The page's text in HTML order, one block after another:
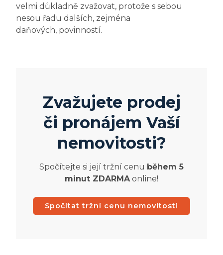
velmi důkladně zvažovat, protože s sebou
nesou řadu dalších, zejména
daňových, povinností.
Zvažujete prodej
či pronájem Vaší
nemovitosti?
Spočítejte si její tržní cenu během 5
minut ZDARMAonline!
Spočítat tržní cenu nemovitosti